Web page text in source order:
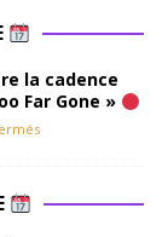
la cadence
Far Gone »